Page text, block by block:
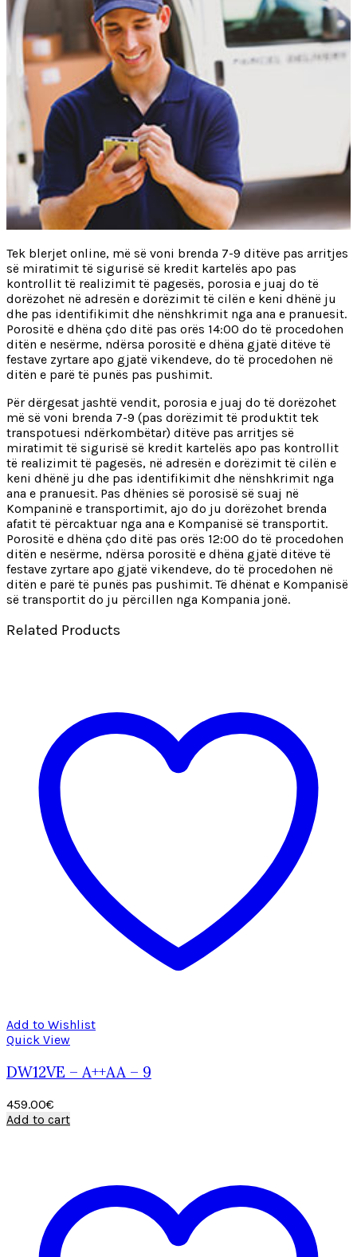
Tek blerjet online, më së voni brenda 7-9 ditëve pas arritjes
së miratimit të sigurisë së kredit kartelës apo pas
kontrollit të realizimit të pagesës, porosia e juaj do të
dorëzohet në adresën e dorëzimit të cilën e keni dhënë ju
dhe pas identifikimit dhe nënshkrimit nga ana e pranuesit.
Porositë e dhëna çdo ditë pas orës 14:00 do të procedohen
ditën e nesërme, ndërsa porositë e dhëna gjatë ditëve të
festave zyrtare apo gjatë vikendeve, do të procedohen në
ditën e parë të punës pas pushimit.
Për dërgesat jashtë vendit, porosia e juaj do të dorëzohet
më së voni brenda 7-9 (pas dorëzimit të produktit tek
transpotuesi ndërkombëtar) ditëve pas arritjes së
miratimit të sigurisë së kredit kartelës apo pas kontrollit
të realizimit të pagesës, në adresën e dorëzimit të cilën e
keni dhënë ju dhe pas identifikimit dhe nënshkrimit nga
ana e pranuesit. Pas dhënies së porosisë së suaj në
Kompaninë e transportimit, ajo do ju dorëzohet brenda
afatit të përcaktuar nga ana e Kompanisë së transportit.
Porositë e dhëna çdo ditë pas orës 12:00 do të procedohen
ditën e nesërme, ndërsa porositë e dhëna gjatë ditëve të
festave zyrtare apo gjatë vikendeve, do të procedohen në
ditën e parë të punës pas pushimit. Të dhënat e Kompanisë
së transportit do ju përcillen nga Kompania jonë.
Related Products
Add to Wishlist
Quick View
DW12VE – A++AA – 9
459.00€
Add to cart